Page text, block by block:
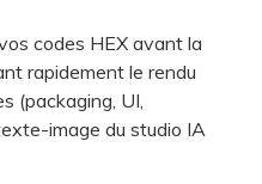
codes HEX avant la
rapidement le rendu
(packaging, UI,
image du studio IA